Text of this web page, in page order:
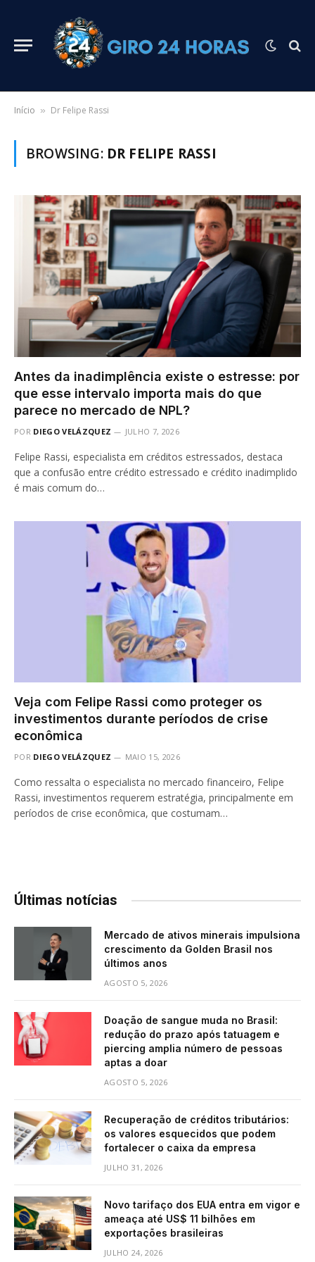
Início » Dr Felipe Rassi
BROWSING: DR FELIPE RASSI
Antes da inadimplência existe o estresse: por
que esse intervalo importa mais do que
parece no mercado de NPL?
POR DIEGO VELÁZQUEZ JULHO 7, 2026
Felipe Rassi, especialista em créditos estressados, destaca
que a confusão entre crédito estressado e crédito inadimplido
é mais comum do…
Veja com Felipe Rassi como proteger os
investimentos durante períodos de crise
econômica
POR DIEGO VELÁZQUEZ MAIO 15, 2026
Como ressalta o especialista no mercado financeiro, Felipe
Rassi, investimentos requerem estratégia, principalmente em
períodos de crise econômica, que costumam…
Últimas notícias
Mercado de ativos minerais impulsiona
crescimento da Golden Brasil nos
últimos anos
AGOSTO 5, 2026
Doação de sangue muda no Brasil:
redução do prazo após tatuagem e
piercing amplia número de pessoas
aptas a doar
AGOSTO 5, 2026
Recuperação de créditos tributários:
os valores esquecidos que podem
fortalecer o caixa da empresa
JULHO 31, 2026
Novo tarifaço dos EUA entra em vigor e
ameaça até US$ 11 bilhões em
exportações brasileiras
JULHO 24, 2026